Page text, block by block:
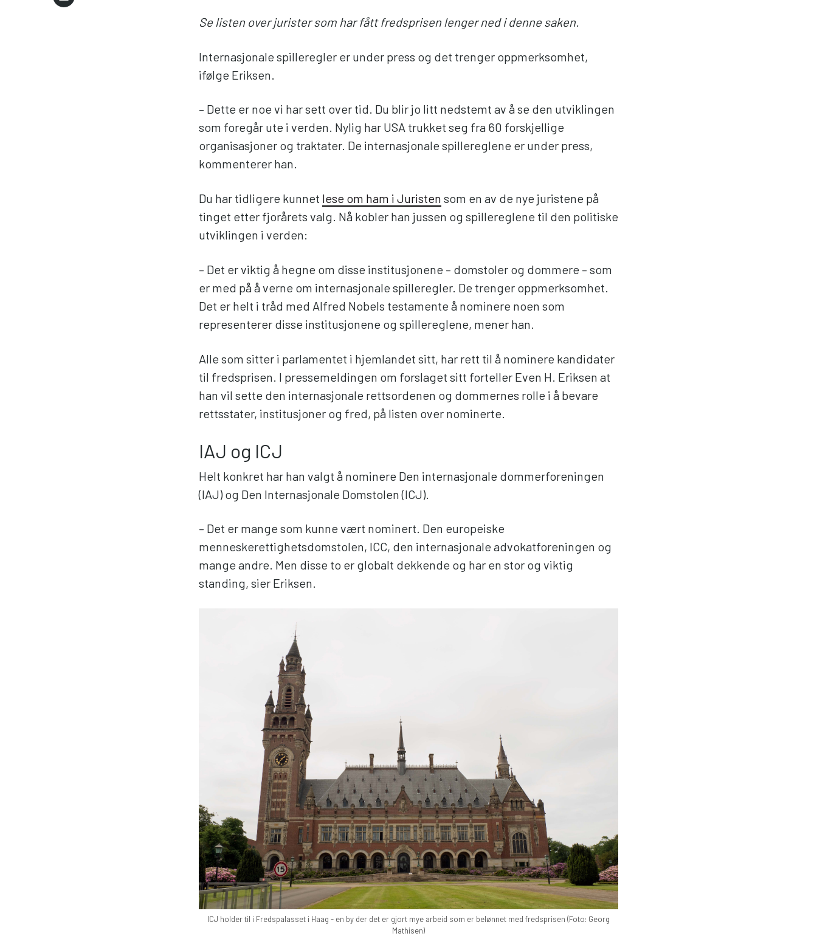
Se listen over jurister som har fått fredsprisen lenger ned i denne saken.
Internasjonale spilleregler er under press og det trenger oppmerksomhet,
ifølge Eriksen.
– Dette er noe vi har sett over tid. Du blir jo litt nedstemt av å se den utviklingen
som foregår ute i verden. Nylig har USA trukket seg fra 60 forskjellige
organisasjoner og traktater. De internasjonale spillereglene er under press,
kommenterer han.
Du har tidligere kunnet lese om ham i Juristen som en av de nye juristene på
tinget etter fjorårets valg. Nå kobler han jussen og spillereglene til den politiske
utviklingen i verden:
– Det er viktig å hegne om disse institusjonene – domstoler og dommere – som
er med på å verne om internasjonale spilleregler. De trenger oppmerksomhet.
Det er helt i tråd med Alfred Nobels testamente å nominere noen som
representerer disse institusjonene og spillereglene, mener han.
Alle som sitter i parlamentet i hjemlandet sitt, har rett til å nominere kandidater
til fredsprisen. I pressemeldingen om forslaget sitt forteller Even H. Eriksen at
han vil sette den internasjonale rettsordenen og dommernes rolle i å bevare
rettsstater, institusjoner og fred, på listen over nominerte.
IAJ og ICJ
Helt konkret har han valgt å nominere Den internasjonale dommerforeningen
(IAJ) og Den Internasjonale Domstolen (ICJ).
– Det er mange som kunne vært nominert. Den europeiske
menneskerettighetsdomstolen, ICC, den internasjonale advokatforeningen og
mange andre. Men disse to er globalt dekkende og har en stor og viktig
standing, sier Eriksen.
ICJ holder til i Fredspalasset i Haag - en by der det er gjort mye arbeid som er belønnet med fredsprisen (Foto: Georg
Mathisen)